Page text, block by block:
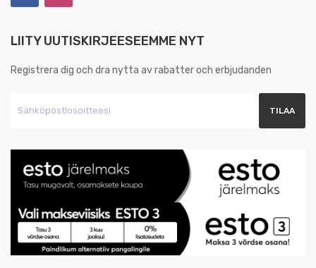
LIITY UUTISKIRJEESEEMME NYT
Registrera dig och dra nytta av rabatter och erbjudanden